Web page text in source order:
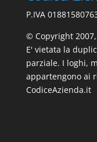
P.IVA
© Copyright
E' vietata la
parziale. I loghi,
appartengono ai
CodiceAzienda.it